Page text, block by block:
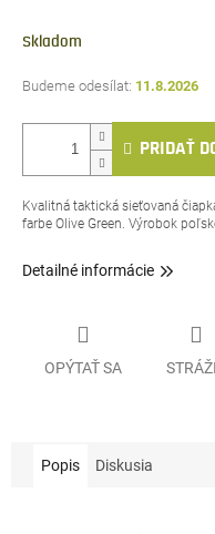
cena:
Skladom
11.8.2026
PRIDAŤ
Kvalitná taktická sieťovaná
farbe Olive Green. Výrobok
Detailné informácie
OPÝTAŤ SA
Popis Diskusia